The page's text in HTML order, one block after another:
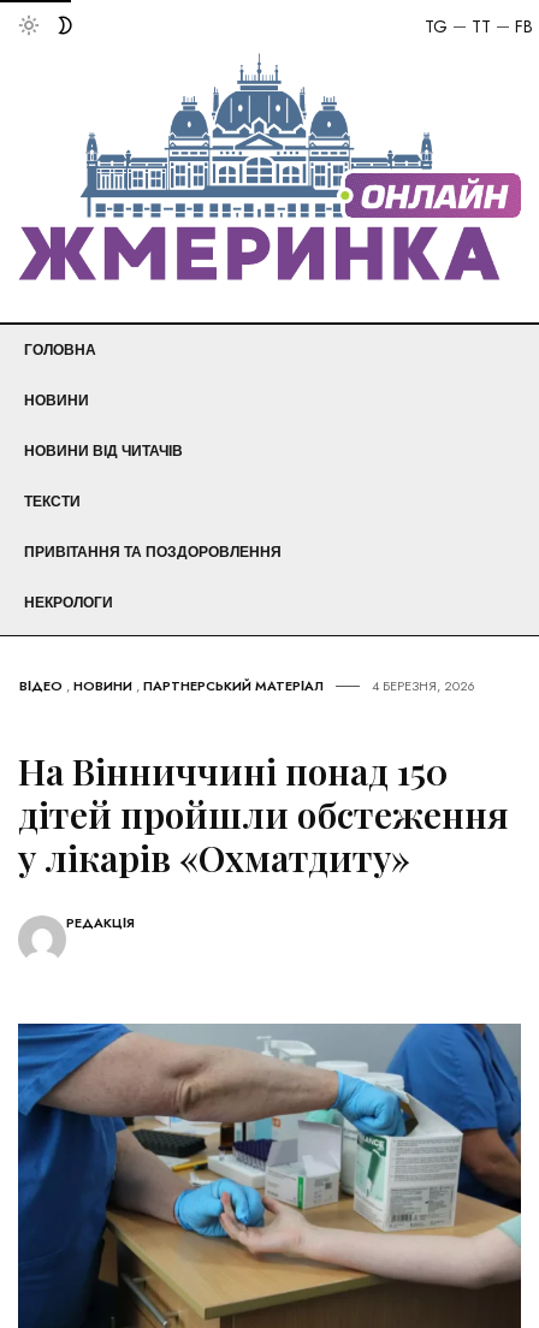
FB
TT
TG
ГОЛОВНА
НОВИНИ
НОВИНИ ВІД ЧИТАЧІВ
ТЕКСТИ
ПРИВІТАННЯ ТА ПОЗДОРОВЛЕННЯ
НЕКРОЛОГИ
ВІДЕО ,НОВИНИ ,ПАРТНЕРСЬКИЙ МАТЕРІАЛ 4 БЕРЕЗНЯ, 2026
На Вінниччині понад 150
дітей пройшли обстеження
у лікарів «Охматдиту»
РЕДАКЦІЯ